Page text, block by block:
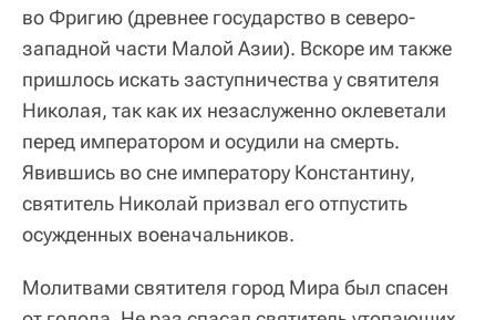
во Фригию (древнее государство в северо-
западной части Малой Азии). Вскоре им также
пришлось искать заступничества у святителя
Николая, так как их незаслуженно оклеветали
перед императором и осудили на смерть.
Явившись во сне императору Константину,
святитель Николай призвал его отпустить
осужденных военачальников.
Молитвами святителя город Мира был спасен